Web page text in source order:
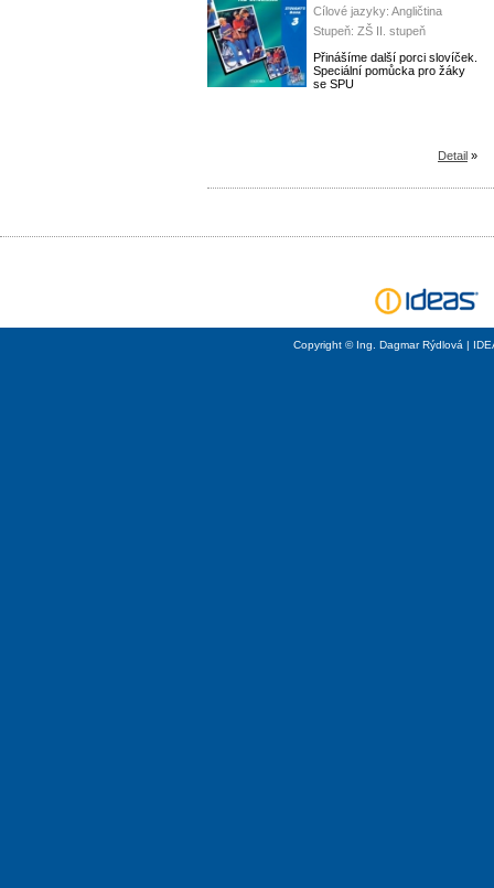
Cílové jazyky: Angličtina
Stupeň: ZŠ II. stupeň
Přinášíme další porci slovíček.
Speciální pomůcka pro žáky
se SPU
Detail »
Copyright © Ing. Dagmar Rýdlová |